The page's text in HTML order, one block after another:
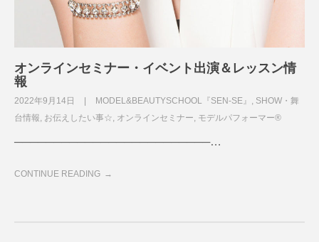
オンラインセミナー・イベント出演＆レッスン情
報
2022年9月14日 MODEL&BEAUTYSCHOOL『SEN-SE』 , SHOW・舞
台情報, お伝えしたい事☆, オンラインセミナー, モデルパフォーマー®
─────────────────────────…
CONTINUE READING